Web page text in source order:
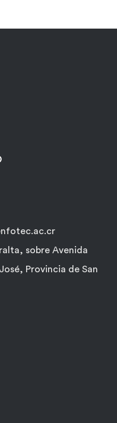
sobre Avenida
Provincia de San